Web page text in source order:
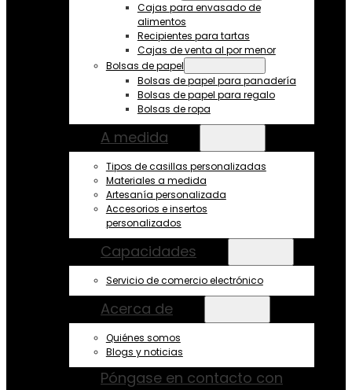
Cajas para envasado de
alimentos
Recipientes para tartas
Cajas de venta al por menor
Bolsas de papel
Bolsas de papel para panadería
Bolsas de papel para regalo
Bolsas de ropa
A medida
Tipos de casillas personalizadas
Materiales a medida
Artesanía personalizada
Accesorios e insertos
personalizados
Capacidades
Servicio de comercio electrónico
Acerca de
Quiénes somos
Blogs y noticias
Póngase en contacto con